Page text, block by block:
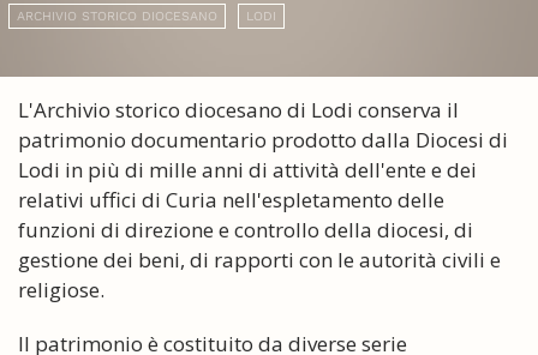
ARCHIVIO STORICO DIOCESANO LODI
L'Archivio storico diocesano di Lodi conserva il
patrimonio documentario prodotto dalla Diocesi di
Lodi in più di mille anni di attività dell'ente e dei
relativi uffici di Curia nell'espletamento delle
funzioni di direzione e controllo della diocesi, di
gestione dei beni, di rapporti con le autorità civili e
religiose.
Il patrimonio è costituito da diverse serie